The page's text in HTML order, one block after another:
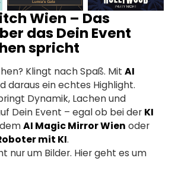
Wien – Das
das Dein Event
spricht
Klingt nach Spaß. Mit AI
daraus ein echtes Highlight.
Dynamik, Lachen und
Dein Event – egal ob bei der KI
AI Magic Mirror Wien oder
mit KI.
nur um Bilder. Hier geht es um